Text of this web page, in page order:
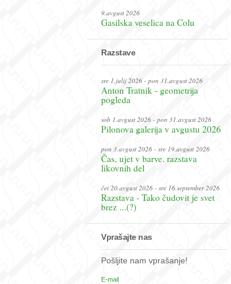
9.avgust 2026
Gasilska veselica na Colu
Razstave
sre 1.julij 2026 - pon 31.avgust 2026
Anton Tratnik - geometrija
pogleda
sob 1.avgust 2026 - pon 31.avgust 2026
Pilonova galerija v avgustu 2026
pon 3.avgust 2026 - sre 19.avgust 2026
Čas, ujet v barve. razstava
likovnih del
čet 20.avgust 2026 - sre 16.september 2026
Razstava - Tako čudovit je svet
brez ...(?)
Vprašajte nas
Pošljite nam vprašanje!
E-mail